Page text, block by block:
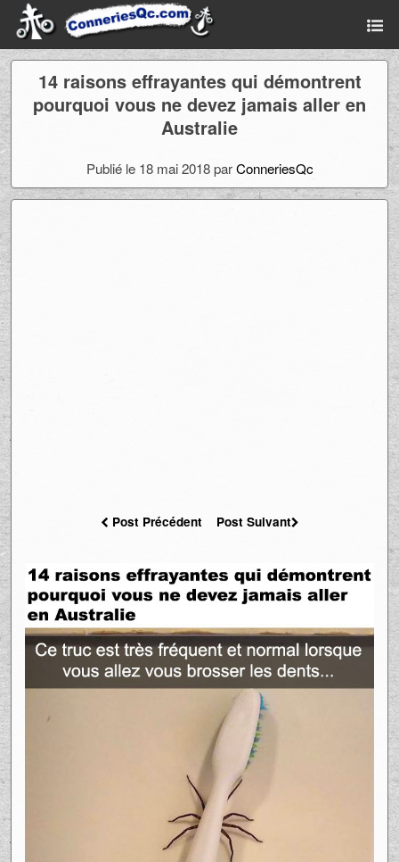
14 raisons effrayantes qui démontrent
pourquoi vous ne devez jamais aller en
Australie
Publié le 18 mai 2018 parConneriesQc
Post Précédent Post Suivant